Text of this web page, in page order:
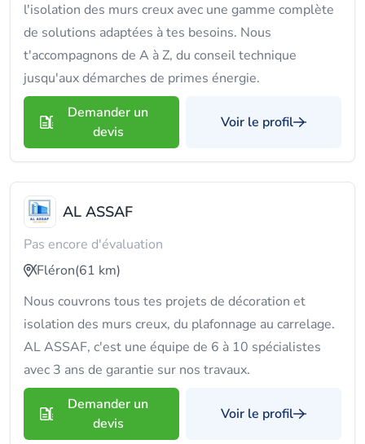
l'isolation des murs creux avec une gamme complète
de solutions adaptées à tes besoins. Nous
t'accompagnons de A à Z, du conseil technique
jusqu'aux démarches de primes énergie.
Demander un
devis
Voir le profil
AL ASSAF
Pas encore d'évaluation
Fléron(61 km)
Nous couvrons tous tes projets de décoration et
isolation des murs creux, du plafonnage au carrelage.
AL ASSAF, c'est une équipe de 6 à 10 spécialistes
avec 3 ans de garantie sur nos travaux.
Demander un
devis
Voir le profil